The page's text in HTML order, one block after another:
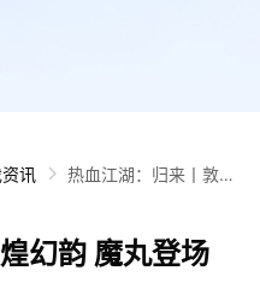
讯
热血江湖：归来丨敦煌
幻韵 魔丸登场